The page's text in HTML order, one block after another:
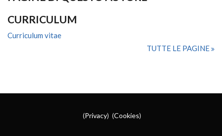
CURRICULUM
Curriculum vitae
TUTTE LE PAGINE
(Privacy) (Cookies)